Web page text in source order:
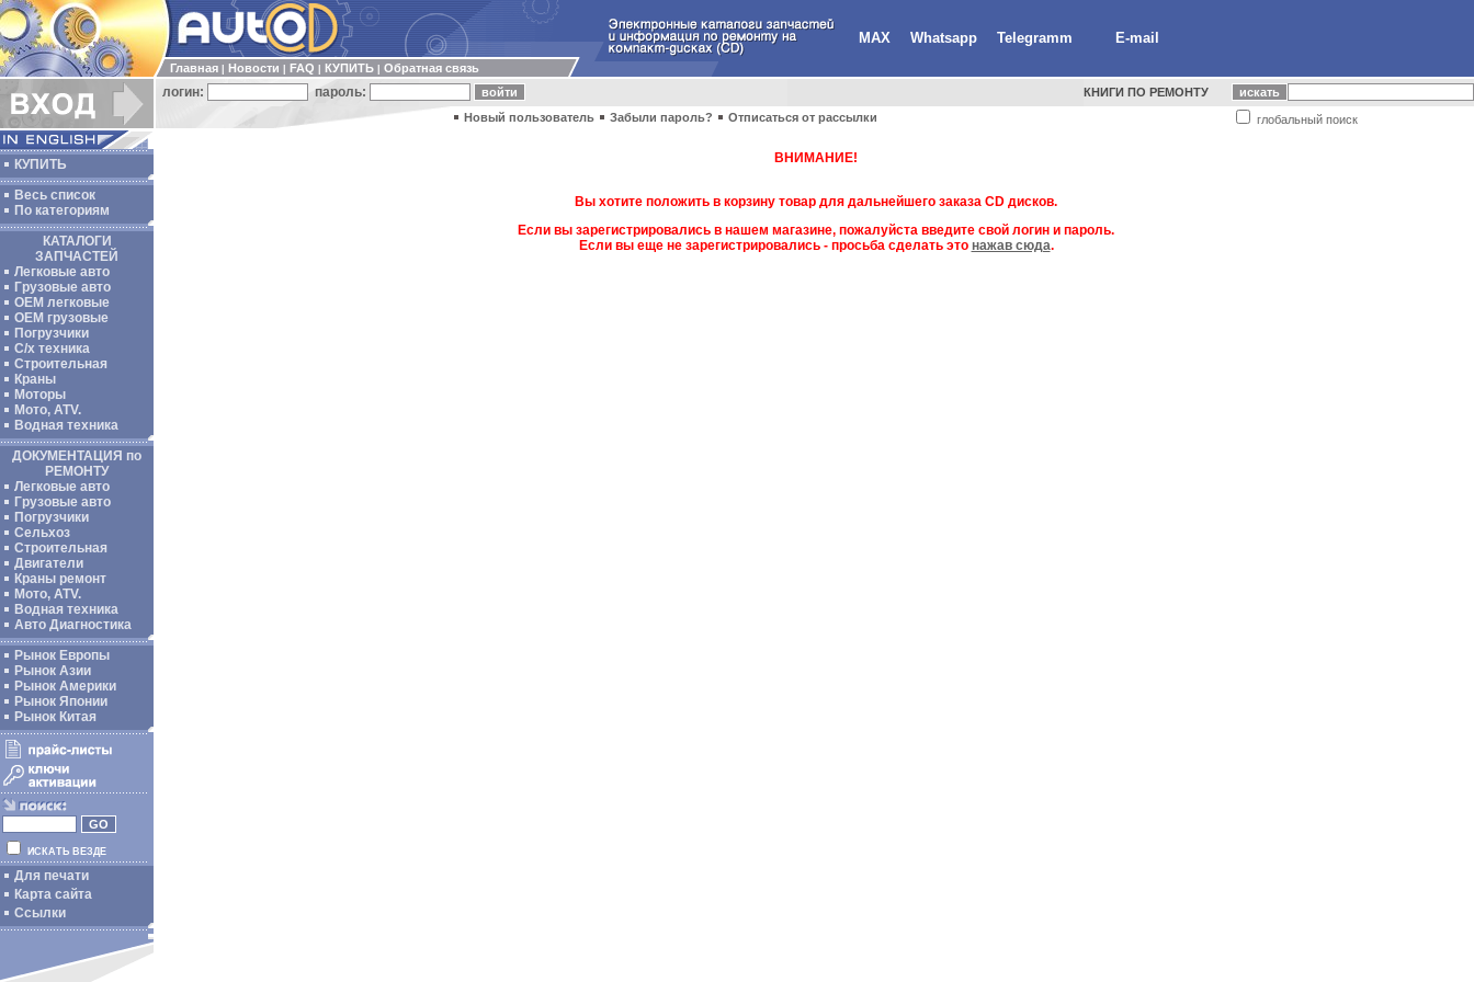
MAX Whatsapp Telegramm E-mail
Главная Новости FAQ КУПИТЬ Обратная связь
логин: пароль: КНИГИ ПО РЕМОНТУ
глобальный поиск
Новый пользователь Забыли пароль? Отписаться от рассылки
КУПИТЬ
Весь список
По категориям
КАТАЛОГИ
ЗАПЧАСТЕЙ
Легковые авто
Грузовые авто
ОЕМ легковые
OEM грузовые
Погрузчики
С/х техника
Строительная
Краны
Моторы
Мото, ATV.
Водная техника
ДОКУМЕНТАЦИЯ по
РЕМОНТУ
Легковые авто
Грузовые авто
Погрузчики
Сельхоз
Строительная
Двигатели
Краны ремонт
Мото, ATV.
Водная техника
Авто Диагностика
Рынок Европы
Рынок Азии
Рынок Америки
Рынок Японии
Рынок Китая
ИСКАТЬ ВЕЗДЕ
Для печати
Карта сайта
Ссылки
ВНИМАНИЕ!
Вы хотите положить в корзину товар для дальнейшего заказа CD дисков.
Если вы зарегистрировались в нашем магазине, пожалуйста введите свой логин и пароль.
Если вы еще не зарегистрировались - просьба сделать это нажав сюда.